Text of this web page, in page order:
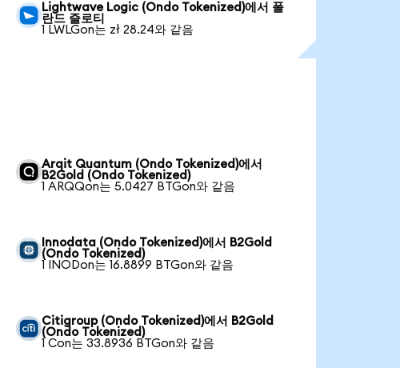
Lightwave Logic (Ondo Tokenized)에서 폴
란드 즐로티
1 LWLGon는 zł 28.24와 같음
Arqit Quantum (Ondo Tokenized)에서
B2Gold (Ondo Tokenized)
1 ARQQon는 5.0427 BTGon와 같음
Innodata (Ondo Tokenized)에서 B2Gold
(Ondo Tokenized)
1 INODon는 16.8899 BTGon와 같음
Citigroup (Ondo Tokenized)에서 B2Gold
(Ondo Tokenized)
1 Con는 33.8936 BTGon와 같음